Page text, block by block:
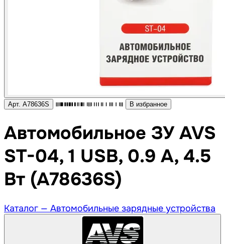
Арт. A78636S В избранное
Автомобильное ЗУ AVS
ST-04, 1 USB, 0.9 А, 4.5
Вт (A78636S)
Каталог — Автомобильные зарядные устройства